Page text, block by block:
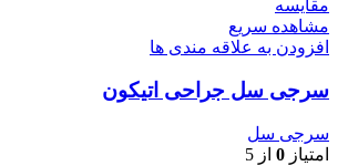
مقایسه
مشاهده سریع
افزودن به علاقه مندی ها
سرجی سل جراحی اتیکون
سرجی سل
امتیاز 0 از 5